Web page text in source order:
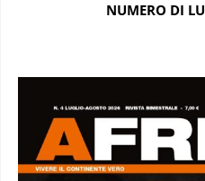
NUMERO DI